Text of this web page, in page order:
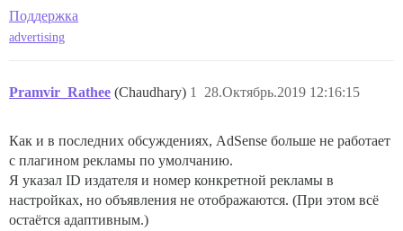
Поддержка
advertising
Pramvir_Rathee (Chaudhary) 28.Октябрь.2019 12:16:15
1
Как и в последних обсуждениях, AdSense больше не работает
с плагином рекламы по умолчанию.
Я указал ID издателя и номер конкретной рекламы в
настройках, но объявления не отображаются. (При этом всё
остаётся адаптивным.)